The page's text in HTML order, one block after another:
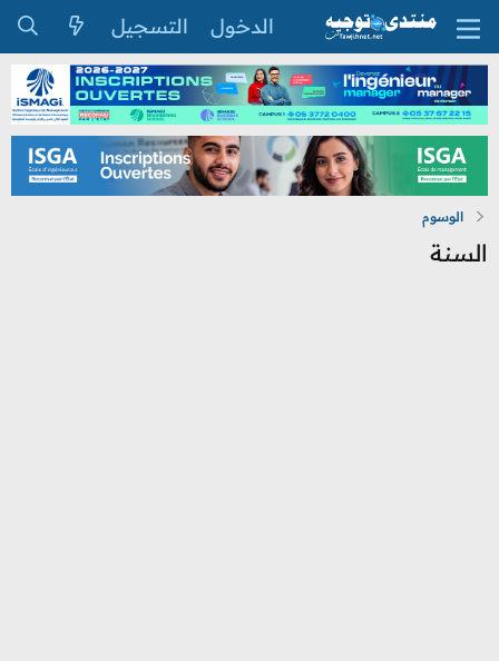
الدخول التسجيل
الوسوم
السنة